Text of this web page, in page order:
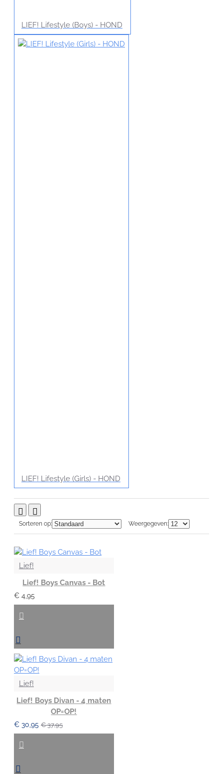
LIEF! Lifestyle (Boys) - HOND
LIEF! Lifestyle (Girls) - HOND
Sorteren op: Weergegeven:
Lief!
Lief! Boys Canvas - Bot
€ 4,95
Lief!
Lief! Boys Divan - 4 maten
OP=OP!
€ 30,95 € 37,95